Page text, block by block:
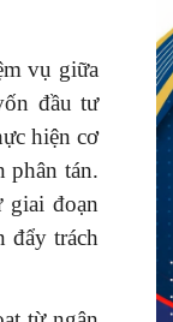
vụ giữa
đầu tư
hiện cơ
phân tán.
giai đoạn
đẩy trách